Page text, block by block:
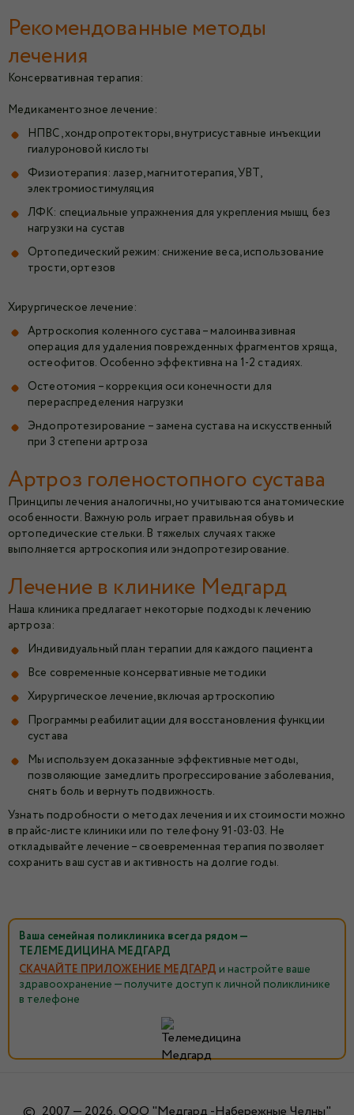
Рекомендованные методы
лечения
Консервативная терапия:
Медикаментозное лечение:
НПВС, хондропротекторы, внутрисуставные инъекции
гиалуроновой кислоты
Физиотерапия: лазер, магнитотерапия, УВТ,
электромиостимуляция
ЛФК: специальные упражнения для укрепления мышц без
нагрузки на сустав
Ортопедический режим: снижение веса, использование
трости, ортезов
Хирургическое лечение:
Артроскопия коленного сустава – малоинвазивная
операция для удаления поврежденных фрагментов хряща,
остеофитов. Особенно эффективна на 1-2 стадиях.
Остеотомия – коррекция оси конечности для
перераспределения нагрузки
Эндопротезирование – замена сустава на искусственный
при 3 степени артроза
Артроз голеностопного сустава
Принципы лечения аналогичны, но учитываются анатомические
особенности. Важную роль играет правильная обувь и
ортопедические стельки. В тяжелых случаях также
выполняется артроскопия или эндопротезирование.
Лечение в клинике Медгард
Наша клиника предлагает некоторые подходы к лечению
артроза:
Индивидуальный план терапии для каждого пациента
Все современные консервативные методики
Хирургическое лечение, включая артроскопию
Программы реабилитации для восстановления функции
сустава
Мы используем доказанные эффективные методы,
позволяющие замедлить прогрессирование заболевания,
снять боль и вернуть подвижность.
Узнать подробности о методах лечения и их стоимости можно
в прайс-листе клиники или по телефону 91-03-03. Не
откладывайте лечение – своевременная терапия позволяет
сохранить ваш сустав и активность на долгие годы.
Ваша семейная поликлиника всегда рядом —
ТЕЛЕМЕДИЦИНА МЕДГАРД
СКАЧАЙТЕ ПРИЛОЖЕНИЕ МЕДГАРД и настройте ваше
здравоохранение — получите доступ к личной поликлинике
в телефоне